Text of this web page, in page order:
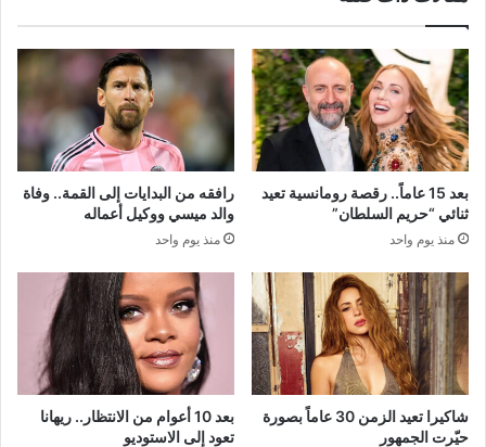
بعد 15 عاماً.. رقصة رومانسية تعيد
ثنائي “حريم السلطان”
منذ يوم واحد
رافقه من البدايات إلى القمة.. وفاة
والد ميسي ووكيل أعماله
منذ يوم واحد
شاكيرا تعيد الزمن 30 عاماً بصورة
حيّرت الجمهور
بعد 10 أعوام من الانتظار.. ريهانا
تعود إلى الاستوديو